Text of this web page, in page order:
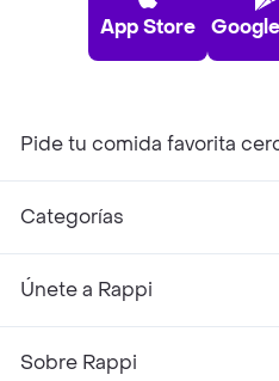
App Store
Pide tu comida favorita
Categorías
Únete a Rappi
Sobre Rappi